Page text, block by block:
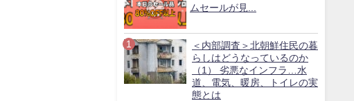
ムセールが見...
＜内部調査＞北朝鮮住民の暮
らしはどうなっているのか
（1） 劣悪なインフラ…水
道、電気、暖房、トイレの実
態とは